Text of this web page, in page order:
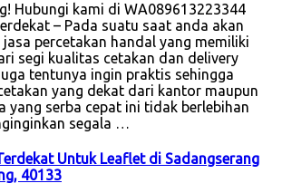
Hubungi kami di WA089613223344
– Pada suatu saat anda akan
jasa percetakan handal yang memiliki
segi kualitas cetakan dan delivery
tentunya ingin praktis sehingga
yang dekat dari kantor maupun
yang serba cepat ini tidak berlebihan
segala …
Untuk Leaflet di Sadangserang
40133